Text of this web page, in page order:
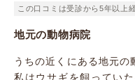
この口コミは受診から5年以上
地元の動物病院
うちの近くにある地元の
私はウサギを飼ってい